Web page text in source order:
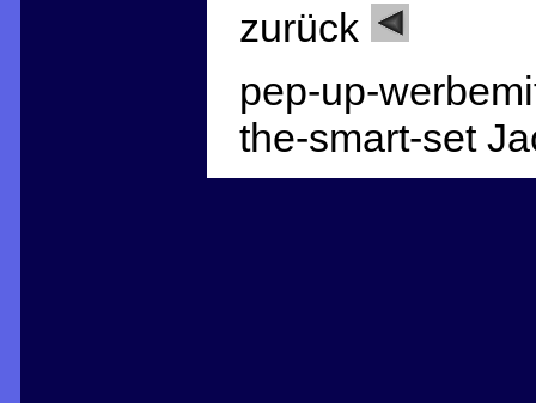
zurück
pep-up-
the-smart-set